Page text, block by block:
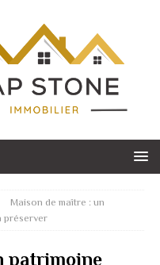
Maison de maître : un
préserver
patrimoine